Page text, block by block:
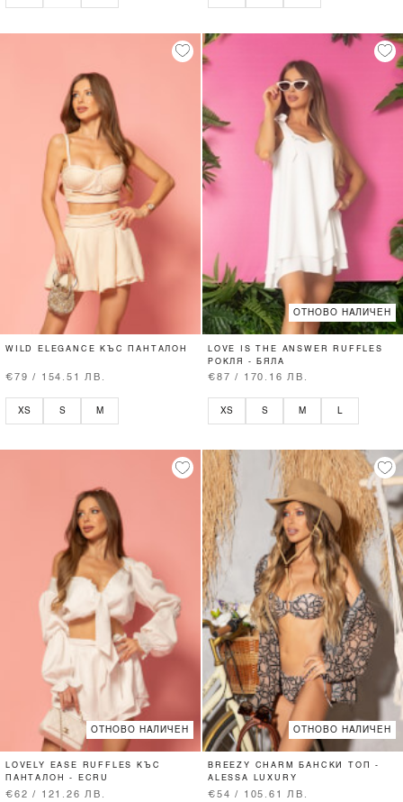
WILD ELEGANCE КЪС ПАНТАЛОН
€79 / 154.51 ЛВ.
XS S M
ОТНОВО НАЛИЧЕН
LOVE IS THE ANSWER RUFFLES
РОКЛЯ - БЯЛА
€87 / 170.16 ЛВ.
XS S M L
ОТНОВО НАЛИЧЕН
LOVELY EASE RUFFLES КЪС
ПАНТАЛОН - ECRU
€62 / 121.26 ЛВ.
ОТНОВО НАЛИЧЕН
BREEZY CHARM БАНСКИ ТОП -
ALESSA LUXURY
€54 / 105.61 ЛВ.